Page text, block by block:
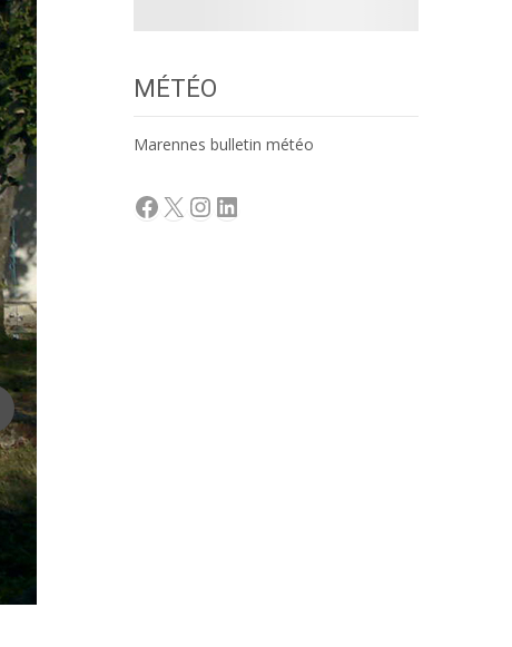
MÉTÉO
Marennes bulletin météo
Facebook
X Instagram
LinkedIn